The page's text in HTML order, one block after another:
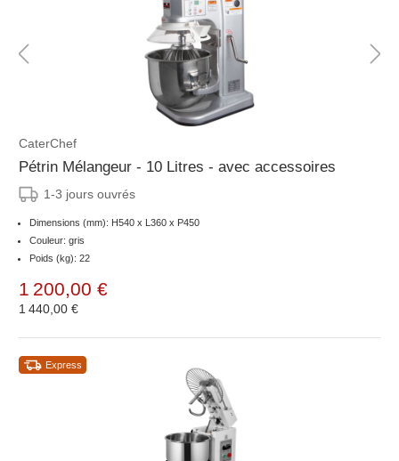
CaterChef
Pétrin Mélangeur - 10 Litres - avec accessoires
1-3 jours ouvrés
Dimensions (mm): H540 x L360 x P450
Couleur: gris
Poids (kg): 22
1 200,00 €
1 440,00 €
Express